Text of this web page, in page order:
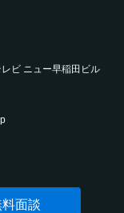
ビ ニュー早稲田ビル
面談